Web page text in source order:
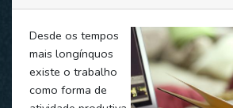
Desde os tempos
mais longínquos
existe o trabalho
como forma de